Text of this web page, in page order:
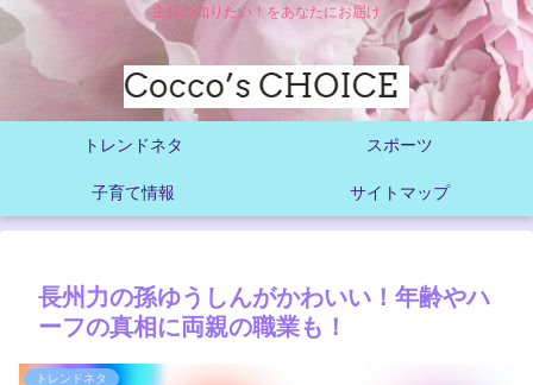
主婦の知りたい！をあなたにお届け
トレンドネタ スポーツ
子育て情報 サイトマップ
長州力の孫ゆうしんがかわいい！年齢やハ
ーフの真相に両親の職業も！
トレンドネタ